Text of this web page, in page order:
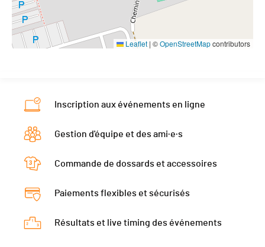
Leaflet | ©OpenStreetMapcontributors
Inscription aux événements en ligne
Gestion d'équipe et des ami·e·s
Commande de dossards et accessoires
Paiements flexibles et sécurisés
Résultats et live timing des événements